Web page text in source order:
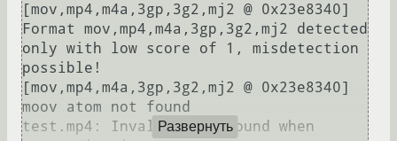
[mov,mp4,m4a,3gp,3g2,mj2 @ 0x23e8340]
Format mov,mp4,m4a,3gp,3g2,mj2 detected
only with low score of 1, misdetection
possible!
[mov,mp4,m4a,3gp,3g2,mj2 @ 0x23e8340]
moov atom not found
test.mp4: Invalid data found when
Развернуть